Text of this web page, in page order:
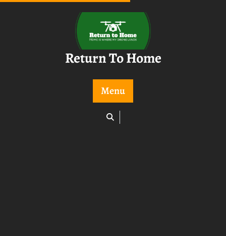
Skip
Return To Home
Menu